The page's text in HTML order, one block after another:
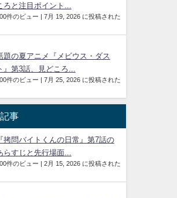
ろと注目ポイント...
件のビュー | 7月 19, 2026 に投稿された
題の夏アニメ『メビウス・ダス
』第3話、見どころ...
件のビュー | 7月 25, 2026 に投稿された
事
『拷問バイトくんの日常』第7話の
らすじと先行場面...
件のビュー | 2月 15, 2026 に投稿された